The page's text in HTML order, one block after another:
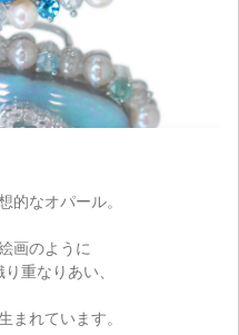
的なオパール。
画のように
重なりあい、
まれています。